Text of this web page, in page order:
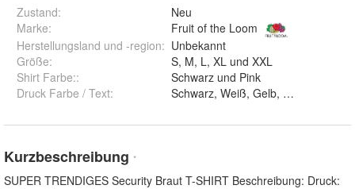
Zustand:
Neu
Marke:
Fruit of the Loom
Herstellungsland und -region: Unbekannt
Größe:
S, M, L, XL und XXL
Shirt Farbe::
Schwarz und Pink
Druck Farbe / Text:
Kurzbeschreibung *
SUPER TRENDIGES Security Braut T-SHIRT Beschreibung: Druck: